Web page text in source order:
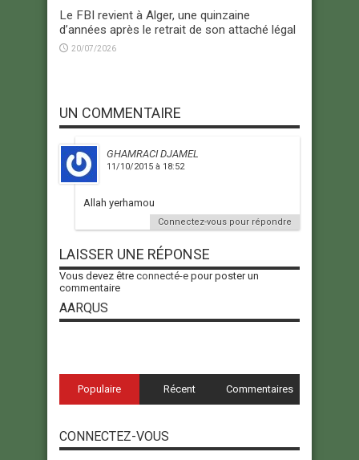
Le FBI revient à Alger, une quinzaine
d’années après le retrait de son attaché légal
20/07/2026
UN COMMENTAIRE
GHAMRACI DJAMEL
11/10/2015 à 18:52
Allah yerhamou
Connectez-vous pour répondre
LAISSER UNE RÉPONSE
Vous devez être connecté-e pour poster un
commentaire
AARQUS
Populaire Récent Commentaires
CONNECTEZ-VOUS